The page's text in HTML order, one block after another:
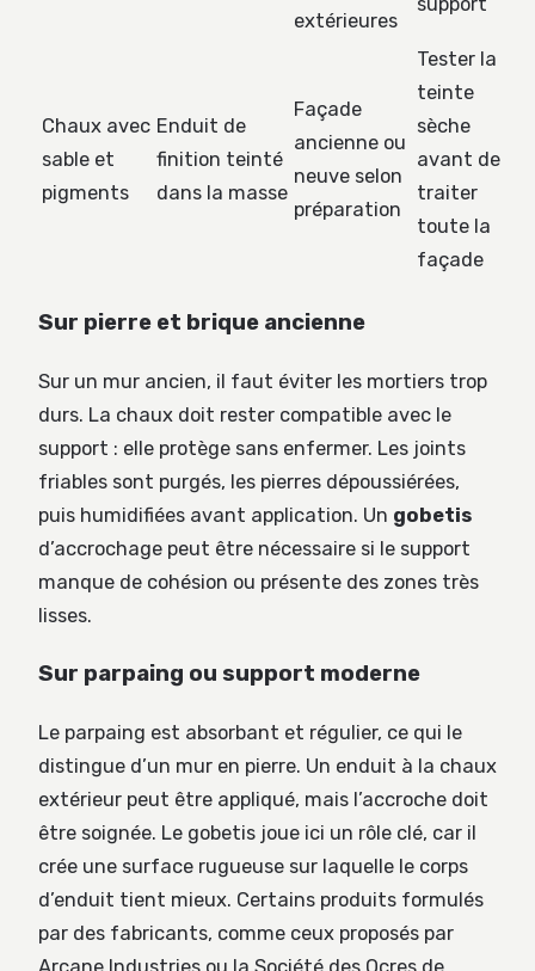
extérieures
Chaux avec
sable et
pigments
Enduit de
finition teinté
dans la masse
Façade
ancienne ou
neuve selon
préparation
Tester la
teinte
sèche
avant de
traiter
toute la
façade
Sur pierre et brique ancienne
Sur un mur ancien, il faut éviter les mortiers trop
durs. La chaux doit rester compatible avec le
support : elle protège sans enfermer. Les joints
friables sont purgés, les pierres dépoussiérées,
puis humidifiées avant application. Un gobetis
d’accrochage peut être nécessaire si le support
manque de cohésion ou présente des zones très
lisses.
Sur parpaing ou support moderne
Le parpaing est absorbant et régulier, ce qui le
distingue d’un mur en pierre. Un enduit à la chaux
extérieur peut être appliqué, mais l’accroche doit
être soignée. Le gobetis joue ici un rôle clé, car il
crée une surface rugueuse sur laquelle le corps
d’enduit tient mieux. Certains produits formulés
par des fabricants, comme ceux proposés par